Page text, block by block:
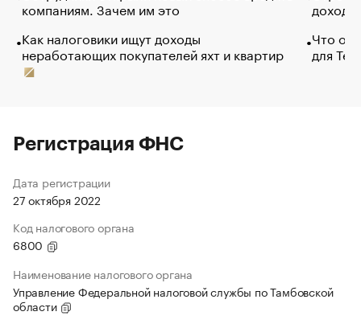
компаниям. Зачем им это
Как налоговики ищут доходы
неработающих покупателей яхт и квартир
Что
для
Регистрация ФНС
Дата регистрации
27 октября 2022
Код налогового органа
6800
Наименование налогового органа
Управление Федеральной налоговой службы по Тамбовской
области